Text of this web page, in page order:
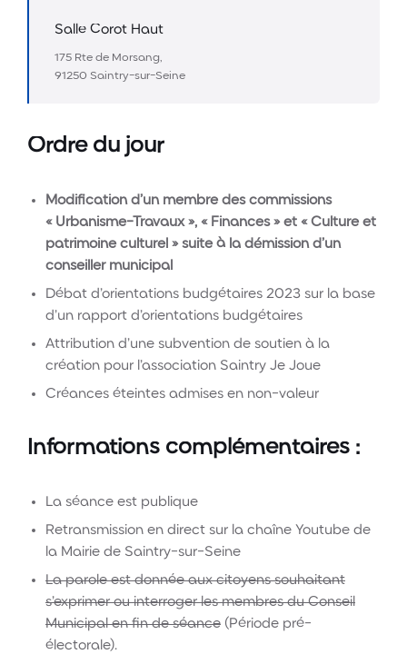
Salle Corot Haut
175 Rte de Morsang,
91250 Saintry-sur-Seine
Ordre du jour
Modification d’un membre des commissions
« Urbanisme-Travaux », « Finances » et « Culture et
patrimoine culturel » suite à la démission d’un
conseiller municipal
Débat d’orientations budgétaires 2023 sur la base
d’un rapport d’orientations budgétaires
Attribution d’une subvention de soutien à la
création pour l’association Saintry Je Joue
Créances éteintes admises en non-valeur
Informations complémentaires :
La séance est publique
Retransmission en direct sur la chaîne Youtube de
la Mairie de Saintry-sur-Seine
La parole est donnée aux citoyens souhaitant
s’exprimer ou interroger les membres du Conseil
Municipal en fin de séance (Période pré-
électorale).